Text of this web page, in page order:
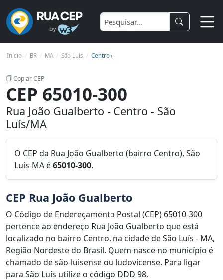
Início BR MA São Luís Centro ›
Copiar CEP
CEP 65010-300
Rua João Gualberto - Centro - São
Luís/MA
O CEP da Rua João Gualberto (bairro Centro), São
Luís-MA é65010-300.
CEP Rua João Gualberto
O Código de Endereçamento Postal (CEP) 65010-300
pertence ao endereço Rua João Gualberto que está
localizado no bairro Centro, na cidade de São Luís - MA,
Região Nordeste do Brasil. Quem nasce no município é
chamado de são-luisense ou ludovicense. Para ligar
para São Luís utilize o código DDD 98.